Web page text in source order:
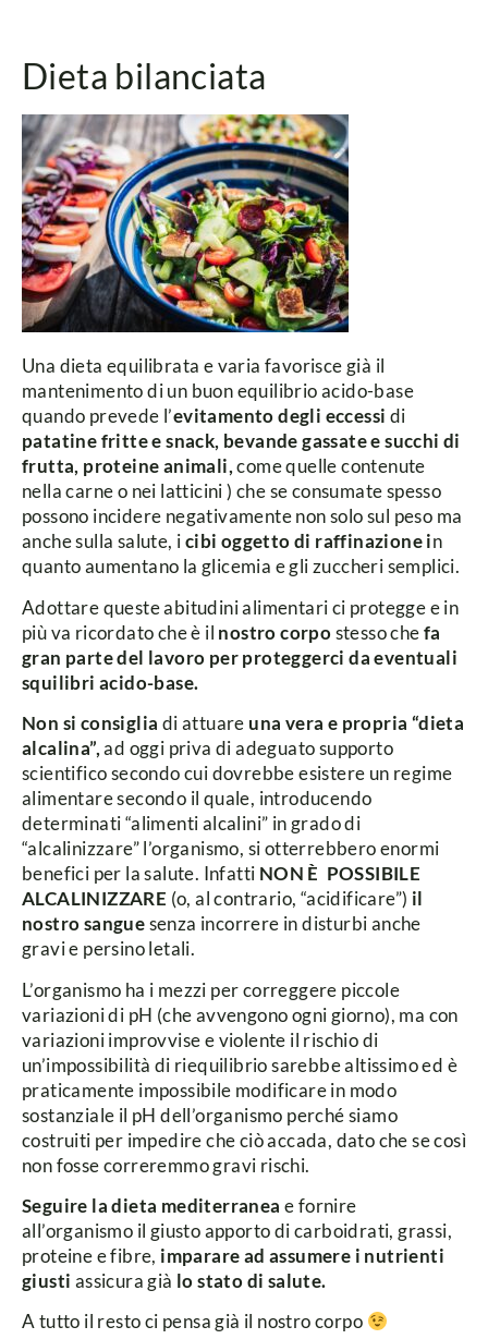
Dieta bilanciata
Una dieta equilibrata e varia favorisce già il
mantenimento di un buon equilibrio acido-base
quando prevede l’evitamento degli eccessi di
patatine fritte e snack, bevande gassate e succhi di
frutta, proteine animali,come quelle contenute
nella carne o nei latticini ) che se consumate spesso
possono incidere negativamente non solo sul peso ma
anche sulla salute, icibi oggetto di raffinazione in
quanto aumentano la glicemia e gli zuccheri semplici.
Adottare queste abitudini alimentari ci protegge e in
più va ricordato che è il nostro corpostesso chefa
gran parte del lavoro per proteggerci da eventuali
squilibri acido-base.
Non si consiglia di attuare una vera e propria “dieta
alcalina”,ad oggi priva di adeguato supporto
scientifico secondo cui dovrebbe esistere un regime
alimentare secondo il quale, introducendo
determinati “alimenti alcalini” in grado di
“alcalinizzare” l’organismo, si otterrebbero enormi
benefici per la salute. Infatti NON È POSSIBILE
ALCALINIZZARE (o, al contrario, “acidificare”) il
nostro sanguesenza incorrere in disturbi anche
gravi e persino letali.
L’organismo ha i mezzi per correggere piccole
variazioni di pH (che avvengono ogni giorno), ma con
variazioni improvvise e violente il rischio di
un’impossibilità di riequilibrio sarebbe altissimo ed è
praticamente impossibile modificare in modo
sostanziale il pH dell’organismo perché siamo
costruiti per impedire che ciò accada, dato che se così
non fosse correremmo gravi rischi.
Seguire la dieta mediterranea e fornire
all’organismo il giusto apporto di carboidrati, grassi,
proteine e fibre, imparare ad assumere i nutrienti
giusti assicura già lo stato di salute.
A tutto il resto ci pensa già il nostro corpo